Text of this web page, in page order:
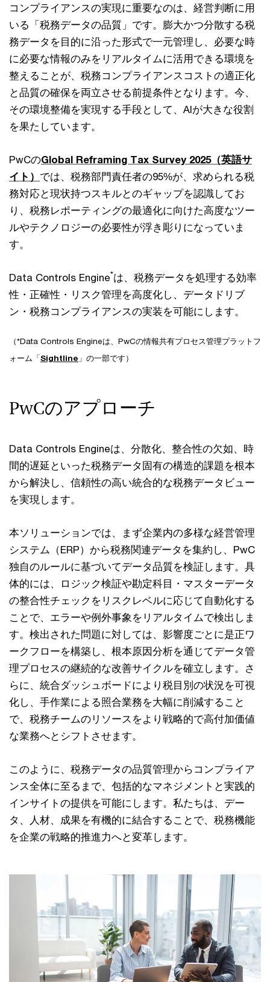
コンプライアンスの実現に重要なのは、経営判断に用
いる「税務データの品質」です。膨大かつ分散する税
務データを目的に沿った形式で一元管理し、必要な時
に必要な情報のみをリアルタイムに活用できる環境を
整えることが、税務コンプライアンスコストの適正化
と品質の確保を両立させる前提条件となります。今、
その環境整備を実現する手段として、AIが大きな役割
を果たしています。
PwCのGlobal Reframing Tax Survey 2025（英語サ
イト） では、税務部門責任者の95%が、求められる税
務対応と現状持つスキルとのギャップを認識してお
り、税務レポーティングの最適化に向けた高度なツー
ルやテクノロジーの必要性が浮き彫りになっていま
す。
Data Controls Engine*は、税務データを処理する効率
性・正確性・リスク管理を高度化し、データドリブ
ン・税務コンプライアンスの実装を可能にします。
（*Data Controls Engineは、PwCの情報共有プロセス管理プラットフ
ォーム「Sightline 」の一部です）
PwCのアプローチ
Data Controls Engineは、分散化、整合性の欠如、時
間的遅延といった税務データ固有の構造的課題を根本
から解決し、信頼性の高い統合的な税務データビュー
を実現します。
本ソリューションでは、まず企業内の多様な経営管理
システム（ERP）から税務関連データを集約し、PwC
独自のルールに基づいてデータ品質を検証します。具
体的には、ロジック検証や勘定科目・マスターデータ
の整合性チェックをリスクレベルに応じて自動化する
ことで、エラーや例外事象をリアルタイムで検出しま
す。検出された問題に対しては、影響度ごとに是正ワ
ークフローを構築し、根本原因分析を通じてデータ管
理プロセスの継続的な改善サイクルを確立します。さ
らに、統合ダッシュボードにより税目別の状況を可視
化し、手作業による照合業務を大幅に削減すること
で、税務チームのリソースをより戦略的で高付加価値
な業務へとシフトさせます。
このように、税務データの品質管理からコンプライア
ンス全体に至るまで、包括的なマネジメントと実践的
インサイトの提供を可能にします。私たちは、デー
タ、人材、成果を有機的に結合することで、税務機能
を企業の戦略的推進力へと変革します。